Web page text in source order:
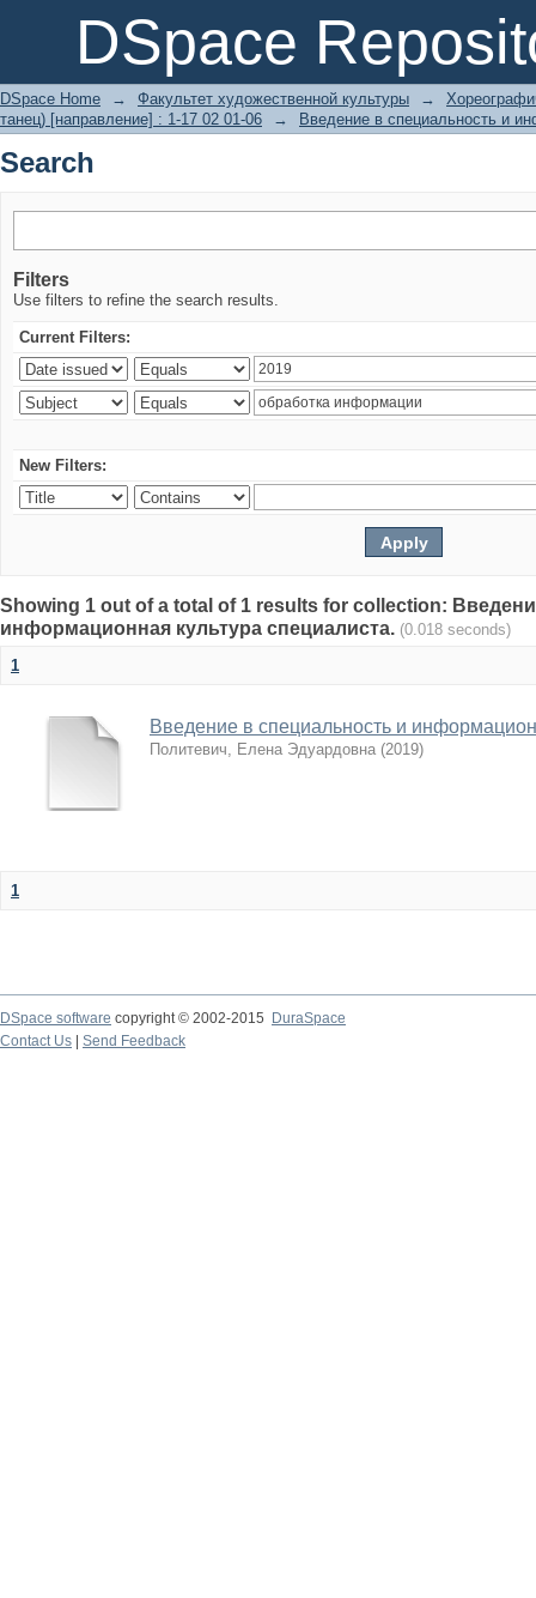
DSpace
Search
DSpace Home → Факультет художественной культуры →
танец) [направление] : 1-17 02 01-06
→ Введение в специальность и
Search
Filters
Use filters to refine the search results.
Current Filters:
New Filters:
Showing 1 out of a total of 1 results for collection:
информационная культура специалиста. (0.018 seconds)
1
Введение в специальность и
Политевич, Елена Эдуардовна (2019)
1
DSpace software copyright © 2002-2015
DuraSpace
Contact Us
Send Feedback